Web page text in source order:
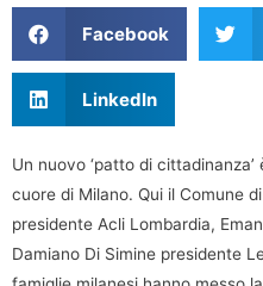
Facebook
LinkedIn
Un nuovo ‘patto di
cuore di Milano. Qui il Comune
presidente Acli Lombardia,
Damiano Di Simine presidente